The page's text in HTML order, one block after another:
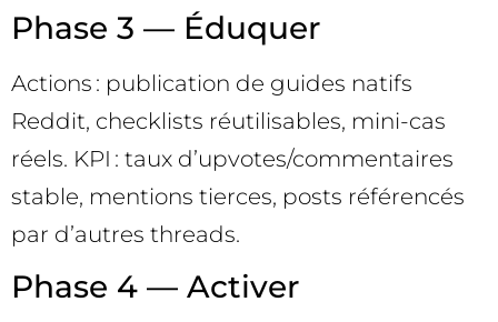
Phase 3 — Éduquer
Actions : publication de guides natifs
Reddit, checklists réutilisables, mini-cas
réels. KPI : taux d’upvotes/commentaires
stable, mentions tierces, posts référencés
par d’autres threads.
Phase 4 — Activer